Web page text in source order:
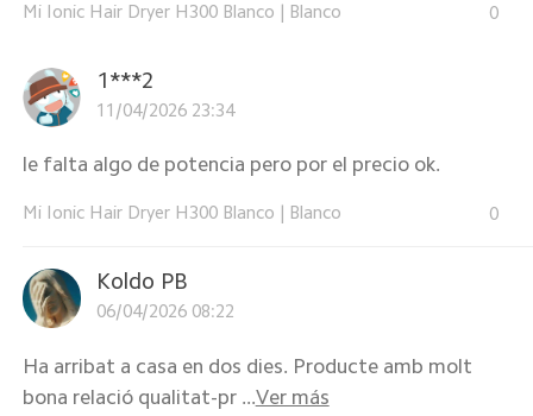
Mi Ionic Hair Dryer H300 Blanco | Blanco 0
1***2
11/04/2026 23:34
le falta algo de potencia pero por el precio ok.
Mi Ionic Hair Dryer H300 Blanco Blanco 0
Koldo PB
06/04/2026 08:22
Ha arribat a casa en dos dies. Producte amb molt
bona relació qualitat-pr ...Ver más